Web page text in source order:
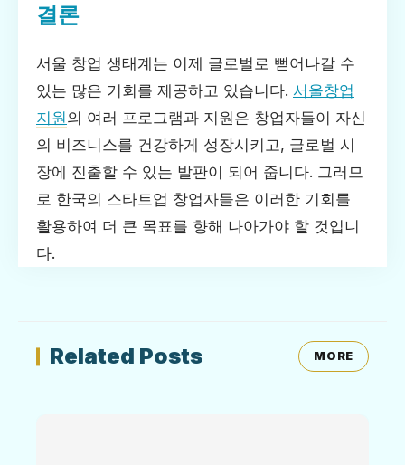
결론
서울 창업 생태계는 이제 글로벌로 뻗어나갈 수
있는 많은 기회를 제공하고 있습니다. 서울창업
지원의 여러 프로그램과 지원은 창업자들이 자신
의 비즈니스를 건강하게 성장시키고, 글로벌 시
장에 진출할 수 있는 발판이 되어 줍니다. 그러므
로 한국의 스타트업 창업자들은 이러한 기회를
활용하여 더 큰 목표를 향해 나아가야 할 것입니
다.
Related Posts MORE